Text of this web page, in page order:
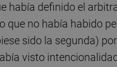
había definido el
que no había habido
sido la segunda)
visto